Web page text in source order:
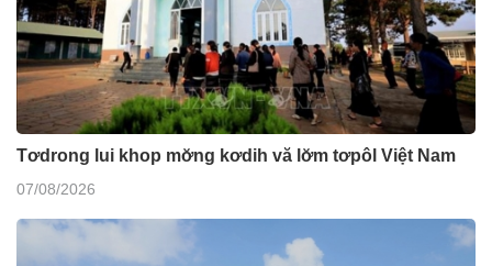
Tơdrong lui khop mơ̆ng kơdih vă lơ̆m tơpôl Việt Nam
07/08/2026